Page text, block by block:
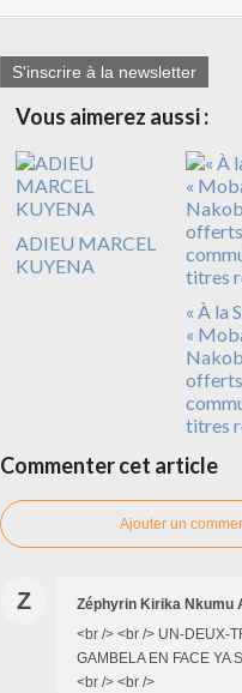
S'inscrire à la newsletter
Vous aimerez aussi :
ADIEU MARCEL
KUYENA
« À la
«
offerts
titres
Commenter cet article
Ajouter un
Z Zéphyrin Kirika Nkumu
<br /> <br /> UN-DEUX-
GAMBELA EN FACE YA
<br /> <br />